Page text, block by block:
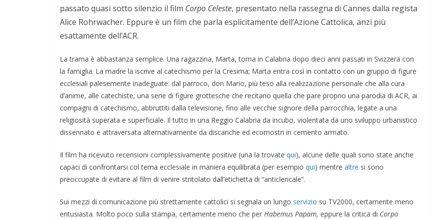
passato quasi sotto silenzio il film Corpo Celeste, presentato nella rassegna di Cannes dalla regista
Alice Rohrwacher. Eppure è un film che parla esplicitamente dell’Azione Cattolica, anzi più
esattamente dell’ACR.
La trama è abbastanza semplice. Una ragazzina, Marta, torna in Calabria dopo dieci anni passati in Svizzera con
la famiglia. La madre la iscrive al catechismo per la Cresima; Marta entra così in contatto con un gruppo di figure
ecclesiali palesemente inadeguate: dal parroco, don Mario, più teso alla realizzazione personale che alla cura
d’anime, alle catechiste, una serie di figure grottesche che recitano quella che pare proprio una parodia di ACR, ai
compagni di catechismo, abbruttiti dalla televisione, fino alle vecchie signore della parrocchia, legate a una
religiosità superata e superficiale. Il tutto in una Reggio Calabria da incubo, violentata da uno sviluppo urbanistico
dissennato e attraversata alternativamente da discariche ed ecomostri in cemento armato.
Il film ha ricevuto recensioni complessivamente positive (una la trovate qui), alcune delle quali sono state anche
capaci di confrontarsi col tema ecclesiale in maniera equilibrata (per esempio qui) mentre altre si sono
preoccupate di evitare al film di venire stritolato dall’etichetta di “anticlericale”.
Sui mezzi di comunicazione più strettamente cattolici si segnala un lungo servizio su TV2000, certamente meno
entusiasta. Molto poco sulla stampa, certamente meno che per Habemus Papam, eppure la critica di Corpo
il conflitto alla
la Pace di
OPINIONI
POLITICA TESTI
Cospirazioni
04/02/2026 Rufus
COORDINATE IL PENSIERO
OPINIONI
POLITICA
TESTI
Indiani e pionieri
28/01/2026 Rufus